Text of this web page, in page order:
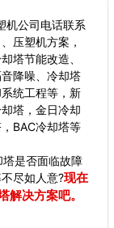
机公司电话联系
压塑机方案，
塔节能改造、
降噪、冷却塔
统工程等，新
塔，金日冷却
BAC冷却塔等
是否面临故障
尽如人意?现在
解决方案吧。